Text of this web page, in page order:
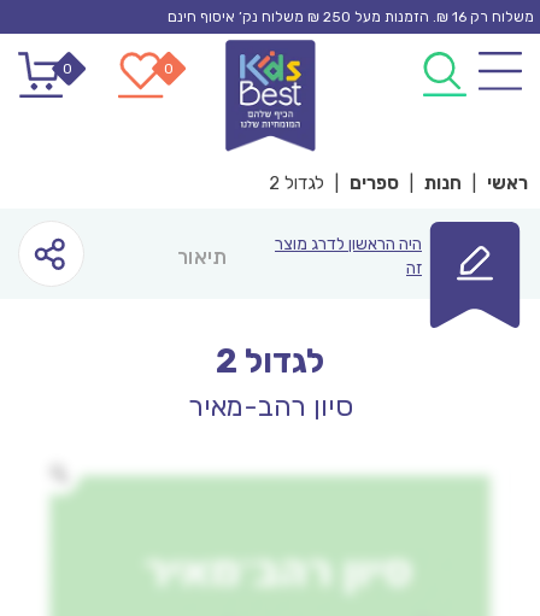
Skip
content
משלוח רק 16 ₪. הזמנות מעל 250 ₪ משלוח נק’ איסוף חינם
0
0
ראשי חנות ספרים לגדול 2
היה הראשון לדרג מוצר
זה
תיאור
לגדול 2
סיון רהב-מאיר